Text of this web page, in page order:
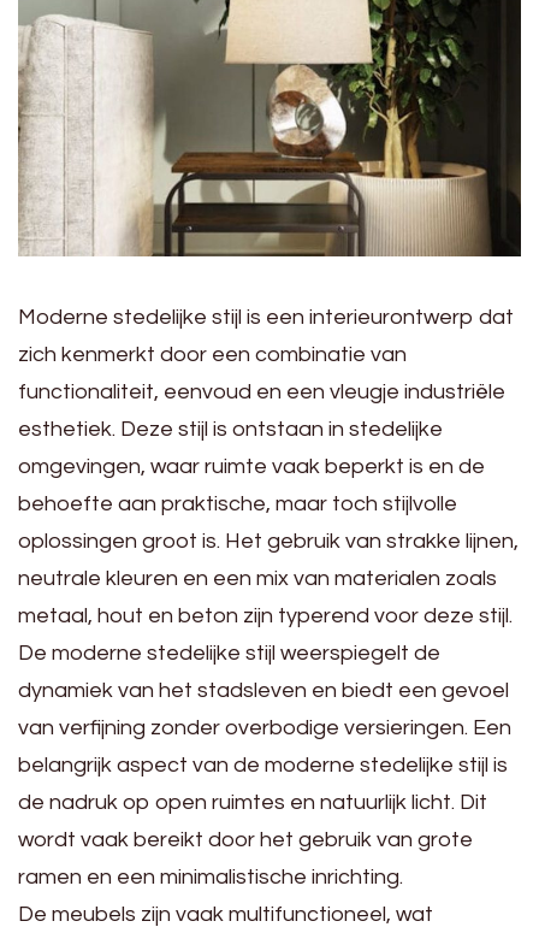
Moderne stedelijke stijl is een interieurontwerp dat
zich kenmerkt door een combinatie van
functionaliteit, eenvoud en een vleugje industriële
esthetiek. Deze stijl is ontstaan in stedelijke
omgevingen, waar ruimte vaak beperkt is en de
behoefte aan praktische, maar toch stijlvolle
oplossingen groot is. Het gebruik van strakke lijnen,
neutrale kleuren en een mix van materialen zoals
metaal, hout en beton zijn typerend voor deze stijl.
De moderne stedelijke stijl weerspiegelt de
dynamiek van het stadsleven en biedt een gevoel
van verfijning zonder overbodige versieringen. Een
belangrijk aspect van de moderne stedelijke stijl is
de nadruk op open ruimtes en natuurlijk licht. Dit
wordt vaak bereikt door het gebruik van grote
ramen en een minimalistische inrichting.
De meubels zijn vaak multifunctioneel, wat